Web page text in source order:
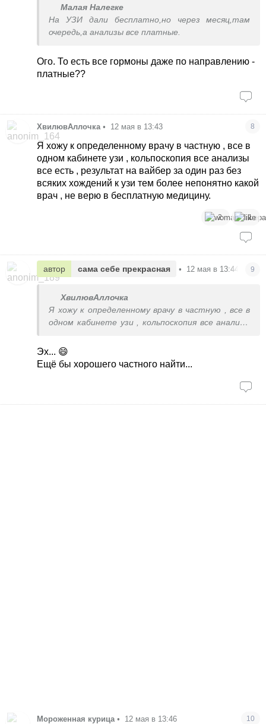
Малая Налегке
На УЗИ дали бесплатно,но через месяц,там
очередь,а анализы все платные.
Ого. То есть все гормоны даже по направлению -
платные??
ХвилювАллочка • 12 мая в 13:43 8
Я хожу к определенному врачу в частную , все в
одном кабинете узи , кольпоскопия все анализы
все есть , результат на вайбер за один раз без
всяких хождений к узи тем более непонятно какой
врач , не верю в бесплатную медицину.
2 1
автор сама себе прекрасная • 12 мая в 13:44 9
ХвилювАллочка
Я хожу к определенному врачу в частную , все в
одном кабинете узи , кольпоскопия все анализы
всяких хождений к узи тем более непонятно
какой врач , не верю в бесплатную медицину.
Эх... 😄
Ещё бы хорошего частного найти...
Мороженная курица • 12 мая в 13:46 10